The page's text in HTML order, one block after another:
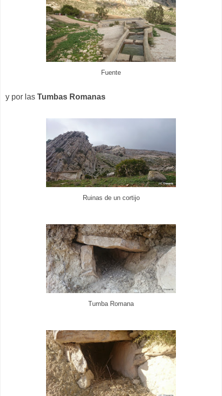
Fuente
y por las Tumbas Romanas
Ruinas de un cortijo
Tumba Romana